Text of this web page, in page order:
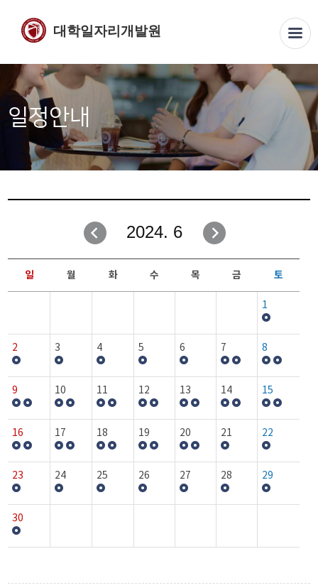
대학일자리개발원
일정안내
2024. 6
일 월 화 수 목 금 토
1
2 3 4 5 6 7 8
9 10 11 12 13 14 15
16 17 18 19 20 21 22
23 24 25 26 27 28 29
30